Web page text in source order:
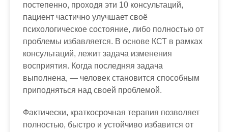
постепенно, проходя эти 10 консультаций,
пациент частично улучшает своё
психологическое состояние, либо полностью от
проблемы избавляется. В основе КСТ в рамках
консультаций, лежит задача изменения
восприятия. Когда последняя задача
выполнена, — человек становится способным
приподняться над своей проблемой.
Фактически, краткосрочная терапия позволяет
полностью, быстро и устойчиво избавится от